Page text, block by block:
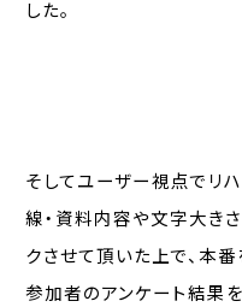
した。
そしてユーザー視点でリ
線・資料内容や文字大き
クさせて頂いた上で、本
参加者のアンケート結果